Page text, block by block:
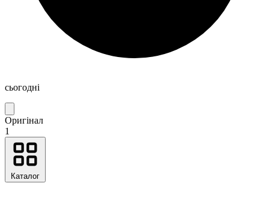
сьогодні
Оригінал
1
Каталог